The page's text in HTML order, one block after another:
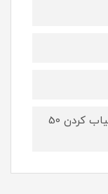
شستشوی آسان و راحت, قابلیت آسیاب کردن 50